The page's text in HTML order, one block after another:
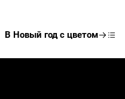
В Новый год с цветом